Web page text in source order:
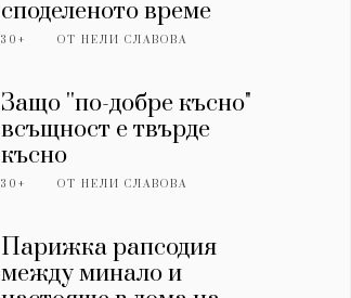
споделеното време
30+ ОТНЕЛИ СЛАВОВА
Защо ''по-добре късно"
всъщност е твърде
късно
30+ ОТНЕЛИ СЛАВОВА
Парижка рапсодия
между минало и